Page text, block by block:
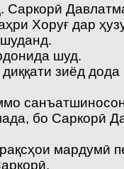
Саркорӣ
Хоруғ дар
шуд.
зиёд
бо Саркорӣ
мардумӣ